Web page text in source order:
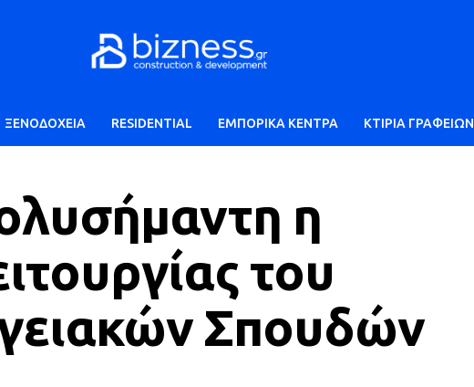
ΞΕΝΟΔΟΧΕΙΑ RESIDENTIAL ΕΜΠΟΡΙΚΑ ΚΕΝΤΡΑ ΚΤΙΡΙΑ ΓΡΑΦΕΙΩΝ
η
του
Σπουδών